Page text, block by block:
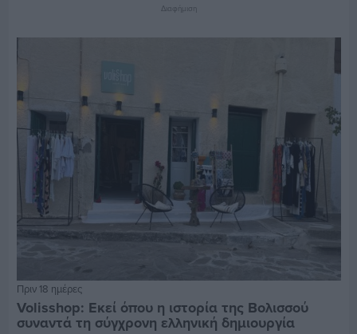
Διαφήμιση
Πριν 18 ημέρες
Volisshop: Εκεί όπου η ιστορία της Βολισσού
συναντά τη σύγχρονη ελληνική δημιουργία